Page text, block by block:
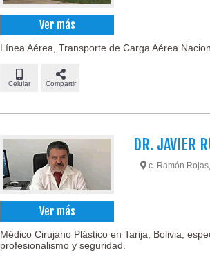
Ver más
Línea Aérea, Transporte de Carga Aérea
Celular Compartir
Ver más
DR. JAVIER
c. Ramón
Médico Cirujano Plástico en Tarija, Bolivia,
profesionalismo y seguridad.